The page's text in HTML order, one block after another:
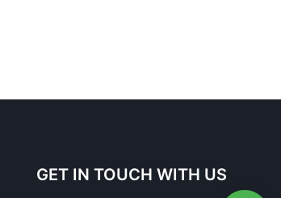
GET IN TOUCH WITH US